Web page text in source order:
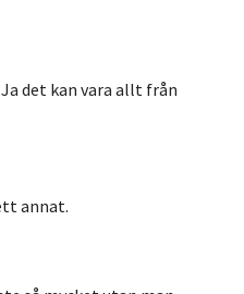
det kan vara allt från
annat.